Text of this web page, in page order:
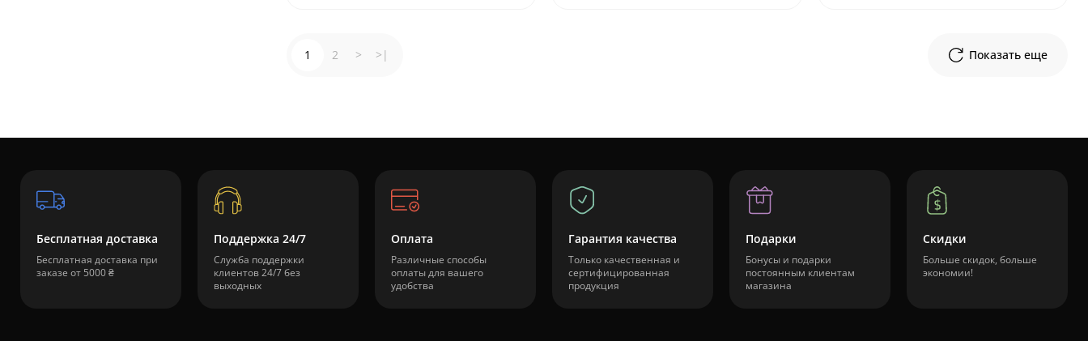
Показать еще
1 2 > >|
Бесплатная доставка
Бесплатная доставка при
заказе от 5000 ₴
Поддержка 24/7
Служба поддержки
клиентов 24/7 без
выходных
Оплата
Различные способы
оплаты для вашего
удобства
Гарантия качества
Только качественная и
сертифицированная
продукция
Подарки
Бонусы и подарки
постоянным клиентам
магазина
Скидки
Больше скидок, больше
экономии!